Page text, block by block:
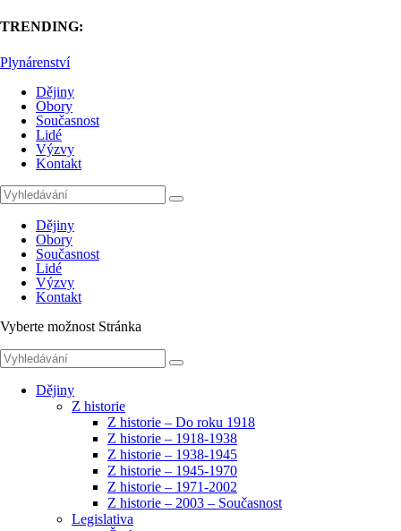
TRENDING:
Plynárenství
Dějiny
Obory
Současnost
Lidé
Výzvy
Kontakt
Dějiny
Obory
Současnost
Lidé
Výzvy
Kontakt
Vyberte možnost Stránka
Dějiny
Z historie
Z historie – Do roku 1918
Z historie – 1918-1938
Z historie – 1938-1945
Z historie – 1945-1970
Z historie – 1971-2002
Z historie – 2003 – Současnost
Legislativa